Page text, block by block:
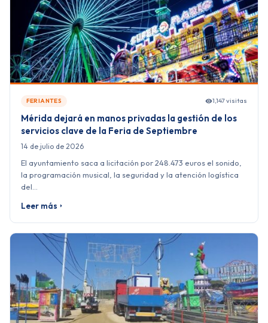
FERIANTES 1,147 visitas
Mérida dejará en manos privadas la gestión de los
servicios clave de la Feria de Septiembre
14 de julio de 2026
El ayuntamiento saca a licitación por 248.473 euros el sonido,
la programación musical, la seguridad y la atención logística
del…
Leer más